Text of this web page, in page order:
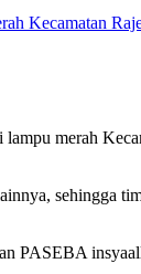
lampu merah
sehingga
PASEBA